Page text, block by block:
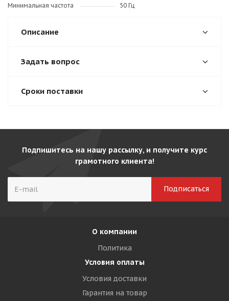
Минимальная частота
50 Гц
Описание
Задать вопрос
Сроки поставки
Подпишитесь на нашу рассылку, и получите курс
грамотного клиента!
О компании
Политика
Условия оплаты
Условия доставки
Гарантия на товар